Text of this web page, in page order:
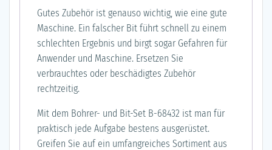
Gutes Zubehör ist genauso wichtig, wie eine gute
Maschine. Ein falscher Bit führt schnell zu einem
schlechten Ergebnis und birgt sogar Gefahren für
Anwender und Maschine. Ersetzen Sie
verbrauchtes oder beschädigtes Zubehör
rechtzeitig.
Mit dem Bohrer- und Bit-Set B-68432 ist man für
praktisch jede Aufgabe bestens ausgerüstet.
Greifen Sie auf ein umfangreiches Sortiment aus